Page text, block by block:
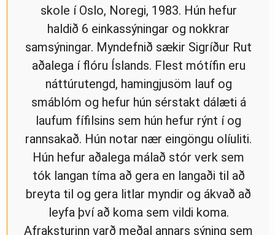
skole í Oslo, Noregi, 1983. Hún hefur
haldið 6 einkassýningar og nokkrar
samsýningar. Myndefnið sækir Sigríður Rut
aðalega í flóru Íslands. Flest mótífin eru
náttúrutengd, hamingjusöm lauf og
smáblóm og hefur hún sérstakt dálæti á
laufum fífilsins sem hún hefur rýnt í og
rannsakað. Hún notar nær eingöngu olíuliti.
Hún hefur aðalega málað stór verk sem
tók langan tíma að gera en langaði til að
breyta til og gera litlar myndir og ákvað að
leyfa því að koma sem vildi koma.
Afraksturinn varð meðal annars sýning sem